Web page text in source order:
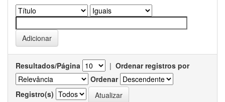
Resultados/Página | Ordenar registros por
Ordenar
Registro(s)